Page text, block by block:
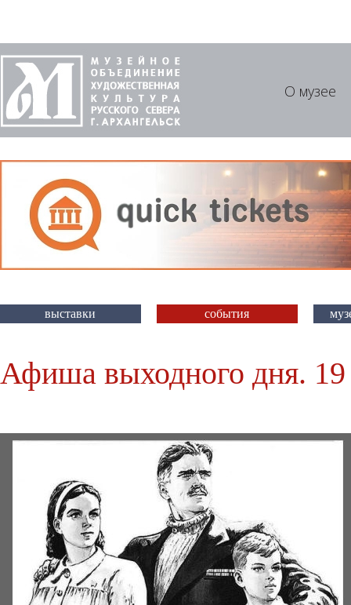
О музее
выставки события
Афиша выходного дня. 19